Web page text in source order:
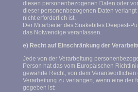
diesen personenbezogenen Daten oder
dieser personenbezogenen Daten
nicht erforderlich ist.
Der Mitarbeiter des Snakebites Deepest-
das Notwendige veranlassen.
e) Recht auf Einschränkung der
Jede von der Verarbeitung
Person hat das vom Europäischen
gewährte Recht, von dem
Verarbeitung zu verlangen, wenn eine der
gegeben ist: